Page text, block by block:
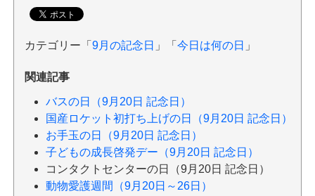
カテゴリー「 9月の記念日 」「 今日は何の日 」
関連記事
バスの日（9月20日 記念日）
国産ロケット初打ち上げの日（9月20日 記念日）
お手玉の日（9月20日 記念日）
子どもの成長啓発デー（9月20日 記念日）
コンタクトセンターの日（9月20日 記念日）
動物愛護週間（9月20日～26日）